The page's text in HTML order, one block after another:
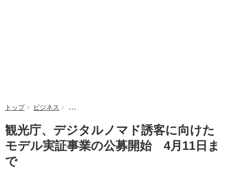
トップ ビジネス 観光庁、デジタルノマド誘客に向けたモデル実証事
観光庁、デジタルノマド誘客に向けた
モデル実証事業の公募開始 4月11日ま
で